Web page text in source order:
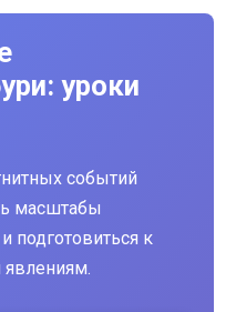
уроки
событий
масштабы
подготовиться к